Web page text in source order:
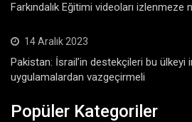
Farkındalık Eğitimi videoları izlenmeze
14 Aralık 2023
Pakistan: İsrail’in destekçileri bu ülkeyi
uygulamalardan vazgeçirmeli
Popüler Kategoriler